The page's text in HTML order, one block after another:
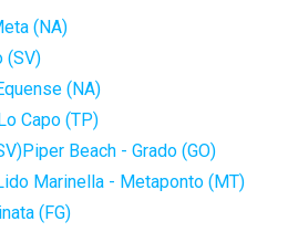
(NA)
(SV)
(NA)
Capo (TP)
Piper Beach - Grado (GO)
Marinella - Metaponto (MT)
(FG)